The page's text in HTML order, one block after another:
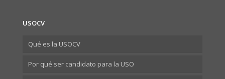
USOCV
Qué es la USOCV
Por qué ser candidato para la USO